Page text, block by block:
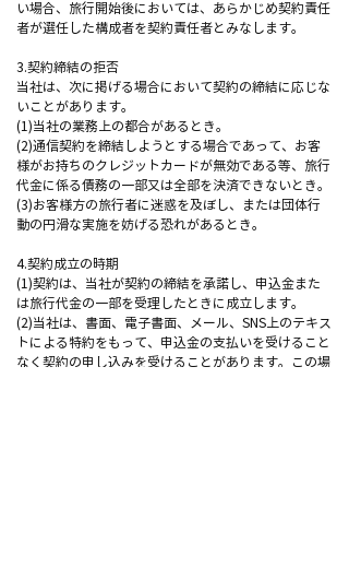
い場合、旅行開始後においては、あらかじめ契約責任
者が選任した構成者を契約責任者とみなします。
3.契約締結の拒否
当社は、次に掲げる場合において契約の締結に応じな
いことがあります。
(1)当社の業務上の都合があるとき。
(2)通信契約を締結しようとする場合であって、お客
様がお持ちのクレジットカードが無効である等、旅行
代金に係る債務の一部又は全部を決済できないとき。
(3)お客様方の旅行者に迷惑を及ぼし、または団体行
動の円滑な実施を妨げる恐れがあるとき。
4.契約成立の時期
(1)契約は、当社が契約の締結を承諾し、申込金また
は旅行代金の一部を受理したときに成立します。
(2)当社は、書面、電子書面、メール、SNS上のテキス
トによる特約をもって、申込金の支払いを受けること
なく契約の申し込みを受けることがあります。この場